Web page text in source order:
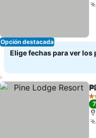
Opción destacada
Elige fechas para ver los
3